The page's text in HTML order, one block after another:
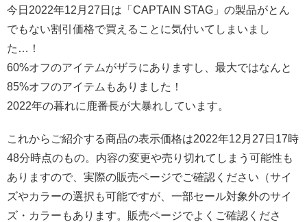
今日2022年12月27日は「CAPTAIN STAG」の製品がとん
でもない割引価格で買えることに気付いてしまいまし
た…！
60%オフのアイテムがザラにありますし、最大ではなんと
85%オフのアイテムもありました！
2022年の暮れに鹿番長が大暴れしています。
これからご紹介する商品の表示価格は2022年12月27日17時
48分時点のもの。内容の変更や売り切れてしまう可能性も
ありますので、実際の販売ページでご確認ください（サイ
ズやカラーの選択も可能ですが、一部セール対象外のサイ
ズ・カラーもあります。販売ページでよくご確認くださ